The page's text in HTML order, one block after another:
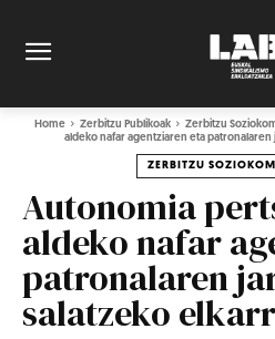
Home Zerbitzu Publikoak Zerbitzu
aldeko nafar agentziaren eta
ZERBITZU
Autonomia
aldeko nafar
patronalaren
salatzeko